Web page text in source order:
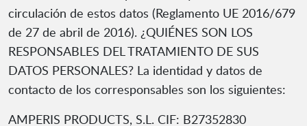
circulación de estos datos (Reglamento UE 2016/679
de 27 de abril de 2016). ¿QUIÉNES SON LOS
RESPONSABLES DEL TRATAMIENTO DE SUS
DATOS PERSONALES? La identidad y datos de
contacto de los corresponsables son los siguientes:
AMPERIS PRODUCTS, S.L. CIF: B27352830